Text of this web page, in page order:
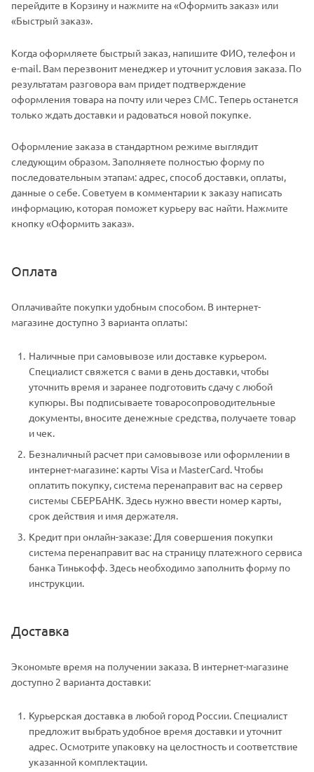
перейдите в Корзину и нажмите на «Оформить заказ» или
«Быстрый заказ».
Когда оформляете быстрый заказ, напишите ФИО, телефон и
e-mail. Вам перезвонит менеджер и уточнит условия заказа. По
результатам разговора вам придет подтверждение
оформления товара на почту или через СМС. Теперь останется
только ждать доставки и радоваться новой покупке.
Оформление заказа в стандартном режиме выглядит
следующим образом. Заполняете полностью форму по
последовательным этапам: адрес, способ доставки, оплаты,
данные о себе. Советуем в комментарии к заказу написать
информацию, которая поможет курьеру вас найти. Нажмите
кнопку «Оформить заказ».
Оплата
Оплачивайте покупки удобным способом. В интернет-
магазине доступно 3 варианта оплаты:
Наличные при самовывозе или доставке курьером.
Специалист свяжется с вами в день доставки, чтобы
уточнить время и заранее подготовить сдачу с любой
купюры. Вы подписываете товаросопроводительные
документы, вносите денежные средства, получаете товар
и чек.
Безналичный расчет при самовывозе или оформлении в
интернет-магазине: карты Visa и MasterCard. Чтобы
оплатить покупку, система перенаправит вас на сервер
системы СБЕРБАНК. Здесь нужно ввести номер карты,
срок действия и имя держателя.
Кредит при онлайн-заказе: Для совершения покупки
система перенаправит вас на страницу платежного сервиса
банка Тинькофф. Здесь необходимо заполнить форму по
инструкции.
Доставка
Экономьте время на получении заказа. В интернет-магазине
доступно 2 варианта доставки:
Курьерская доставка в любой город России. Специалист
предложит выбрать удобное время доставки и уточнит
адрес. Осмотрите упаковку на целостность и соответствие
указанной комплектации.